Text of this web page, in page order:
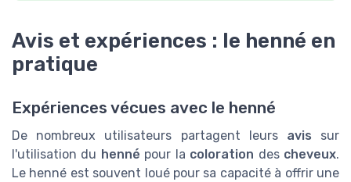
Avis et expériences : le henné en
pratique
Expériences vécues avec le henné
De nombreux utilisateurs partagent leurs avis sur
l'utilisation du henné pour la coloration des cheveux.
Le henné est souvent loué pour sa capacité à offrir une